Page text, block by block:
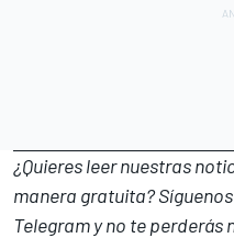
¿Quieres leer nuestras
manera gratuita? Síguenos
Telegramy no te perderás